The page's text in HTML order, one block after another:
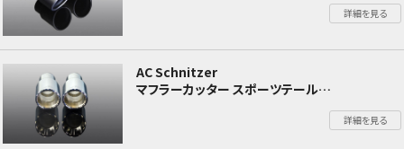
詳細を見る
AC Schnitzer
マフラーカッター スポーツテール
詳細を見る